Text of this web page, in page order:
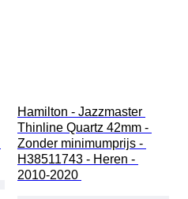
Hamilton - Jazzmaster
Thinline Quartz 42mm -
Zonder minimumprijs -
H38511743 - Heren -
2010-2020